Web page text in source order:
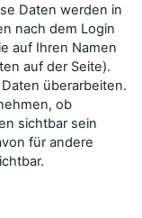
Daten werden in
nach dem Login
auf Ihren Namen
auf der Seite).
überarbeiten.
ob
sichtbar sein
für andere